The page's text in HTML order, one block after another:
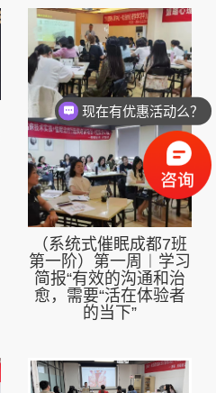
（系统式催眠成都7班
第一阶）第一周︱学习
简报“有效的沟通和治
愈，需要“活在体验者
的当下”
可以介绍下你们的产品么？
现在有优惠活动么？